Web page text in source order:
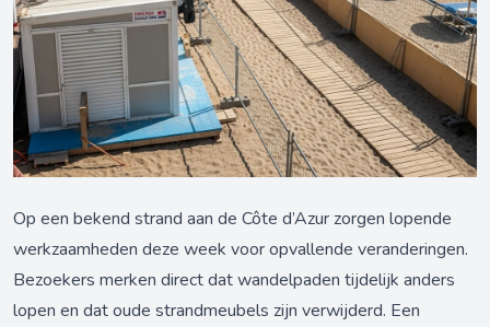
Op een bekend strand aan de Côte d’Azur zorgen lopende
werkzaamheden deze week voor opvallende veranderingen.
Bezoekers merken direct dat wandelpaden tijdelijk anders
lopen en dat oude strandmeubels zijn verwijderd. Een